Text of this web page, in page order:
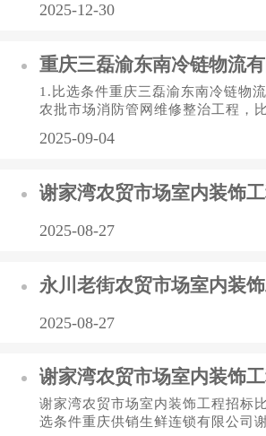
公司，系重庆市供销合作...
2025-12-30
1.比选条件重庆三磊渝东南冷链物
农批市场消防管网维修整治工程，
司），资金来自业主自筹资金...
2025-09-04
2025-08-27
2025-08-27
谢家湾农贸市场室内装饰工程招标
选条件重庆供销生鲜连锁有限公司